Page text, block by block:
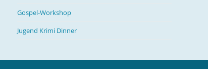
Gospel-Workshop
Jugend Krimi Dinner